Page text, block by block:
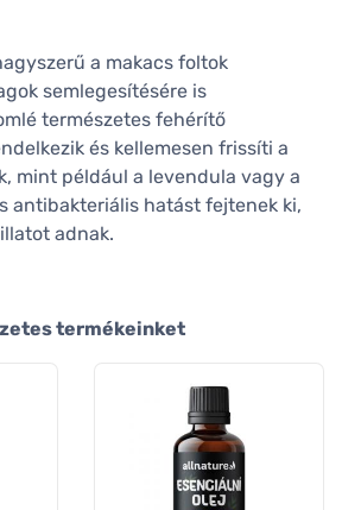
a makacs foltok
semlegesítésére is
természetes fehérítő
és kellemesen frissíti a
mint például a levendula vagy a
antibakteriális hatást fejtenek ki,
adnak.
termékeinket